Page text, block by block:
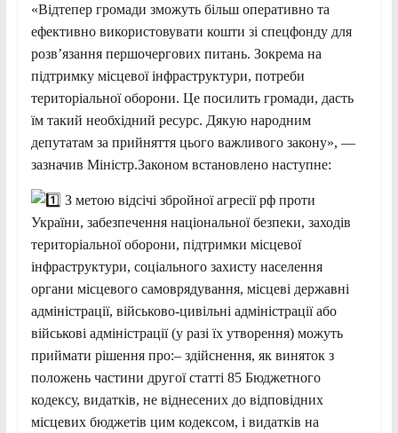
«Відтепер громади зможуть більш оперативно та
ефективно використовувати кошти зі спецфонду для
розв’язання першочергових питань. Зокрема на
підтримку місцевої інфраструктури, потреби
територіальної оборони. Це посилить громади, дасть
їм такий необхідний ресурс. Дякую народним
депутатам за прийняття цього важливого закону», —
зазначив Міністр.Законом встановлено наступне:
З метою відсічі збройної агресії рф проти
України, забезпечення національної безпеки, заходів
територіальної оборони, підтримки місцевої
інфраструктури, соціального захисту населення
органи місцевого самоврядування, місцеві державні
адміністрації, військово-цивільні адміністрації або
військові адміністрації (у разі їх утворення) можуть
приймати рішення про:– здійснення, як виняток з
положень частини другої статті 85 Бюджетного
кодексу, видатків, не віднесених до відповідних
місцевих бюджетів цим кодексом, і видатків на